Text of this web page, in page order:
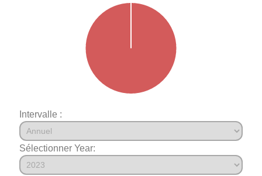
Intervalle :
Sélectionner Year: